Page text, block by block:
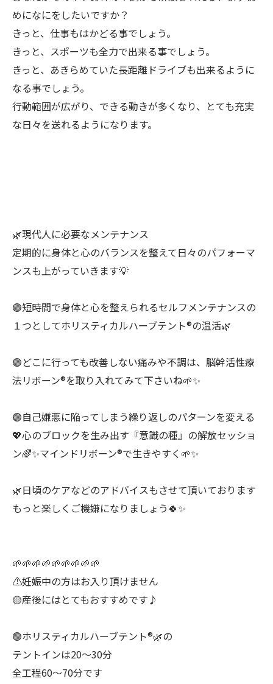
めになにをしたいですか？
きっと、仕事もはかどる事でしょう。
きっと、スポーツも全力で出来る事でしょう。
きっと、あきらめていた長距離ドライブも出来るように
なる事でしょう。
行動範囲が広がり、できる動きが多くなり、とても充実
な日々を送れるようになります。
🌿現代人に必要なメンテナンス
定期的に身体と心のバランスを整えて日々のパフォーマ
ンスも上がっていきます💡
🟣短時間で身体と心を整えられるセルフメンテナンスの
１つとしてホリスティカルハーブテント®︎の温活🌿
🟣どこに行っても改善しない痛みや不調は、脳幹活性療
法リボーン®︎を取り入れてみて下さいね🌱✨
🟣自己嫌悪に陥ってしまう繰り返しのパターンを変える
💖心のブロックを生み出す『意識の種』の解放セッショ
ン🌈✨マインドリボーン®︎で生きやすく🌱✨
🌿日頃のケアなどのアドバイスもさせて頂いております
もっと楽しくご機嫌になりましょう🍀✨
🌱🌱🌱🌱🌱🌱🌱🌱🌱
⚠️妊娠中の方はお入り頂けません
🟡産後にはとてもおすすめです♪
🟢ホリスティカルハーブテント®︎🌿の
テントインは20〜30分
全工程60〜70分です